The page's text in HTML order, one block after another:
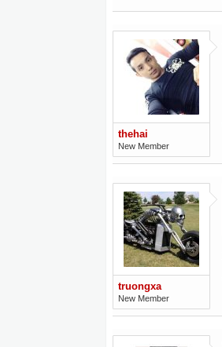
thehai
New Member
truongxa
New Member